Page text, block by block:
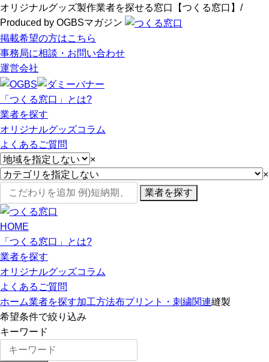
オリジナルグッズ製作業者を探せる窓口【つくる窓口】/
Produced by OGBSマガジン
掲載希望の方はこちら
事務局に相談・お問い合わせ
運営会社
「つくる窓口」とは?
業者を探す
オリジナルグッズコラム
よくあるご質問
×
×
業者を探す
HOME
「つくる窓口」とは?
業者を探す
オリジナルグッズコラム
よくあるご質問
ホーム業者を探す加工方法布プリント・刺繍関連縫製
希望条件で絞り込み
キーワード